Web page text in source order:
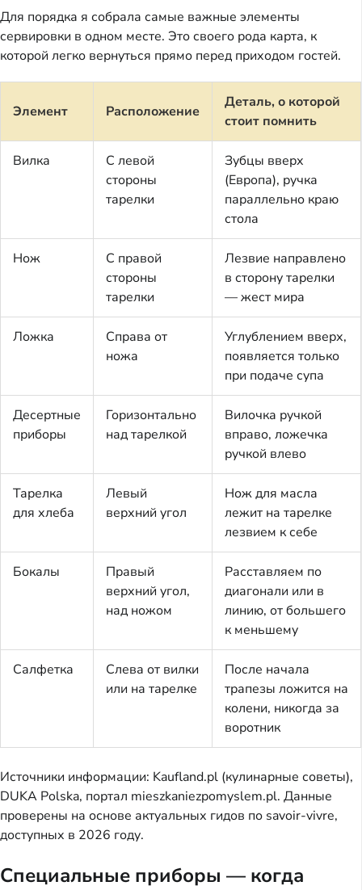
Для порядка я собрала самые важные элементы
сервировки в одном месте. Это своего рода карта, к
которой легко вернуться прямо перед приходом гостей.
Элемент Расположение
Деталь, о которой
стоит помнить
Вилка
С левой
стороны
тарелки
Зубцы вверх
(Европа), ручка
параллельно краю
стола
Нож
С правой
стороны
тарелки
Лезвие направлено
в сторону тарелки
— жест мира
Ложка
Справа от
ножа
Углублением вверх,
появляется только
при подаче супа
Десертные
приборы
Горизонтально
над тарелкой
Вилочка ручкой
вправо, ложечка
ручкой влево
Тарелка
для хлеба
Левый
верхний угол
Нож для масла
лежит на тарелке
лезвием к себе
Бокалы
Правый
верхний угол,
над ножом
Расставляем по
диагонали или в
линию, от большего
к меньшему
Салфетка
Слева от вилки
или на тарелке
После начала
трапезы ложится на
колени, никогда за
воротник
Источники информации: Kaufland.pl (кулинарные советы),
DUKA Polska, портал mieszkaniezpomyslem.pl. Данные
проверены на основе актуальных гидов по savoir-vivre,
доступных в 2026 году.
Специальные приборы — когда